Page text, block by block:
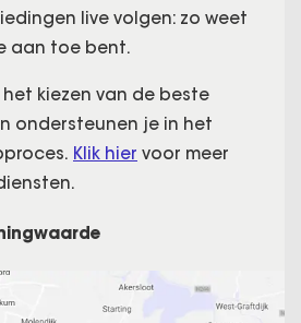
live volgen: zo weet
aan toe bent.
kiezen van de beste
ondersteunen je in het
Klik hier voor meer